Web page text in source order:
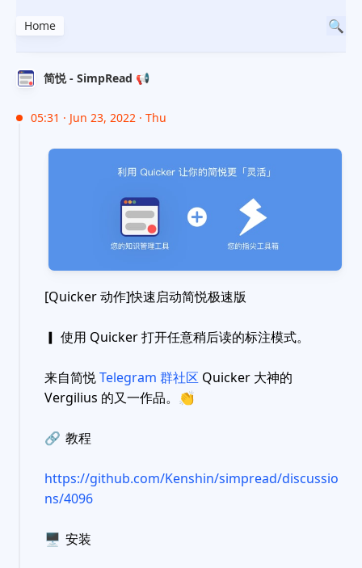
简悦 - SimpRead 📢
05:31 · Jun 23, 2022 · Thu
[Quicker 动作]快速启动简悦极速版
▎ 使用 Quicker 打开任意稍后读的标注模式。
来自简悦Telegram 群社区 Quicker 大神的
Vergilius 的又一作品。 👏
🔗 教程
https://github.com/Kenshin/simpread/discussio
ns/4096
🖥 安装
Home